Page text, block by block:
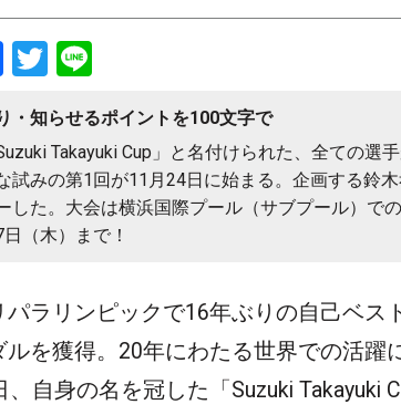
Facebook
Twitter
・知らせるポイントを100文字で
Suzuki Takayuki Cup」と名付けられた、全ての
試みの第1回が11月24日に始まる。企画する鈴
した。大会は横浜国際プール（サブプール）で
日（木）まで！
パラリンピックで16年ぶりの自己ベス
ルを獲得。20年にわたる世界での活躍
、自身の名を冠した「Suzuki Takayuki